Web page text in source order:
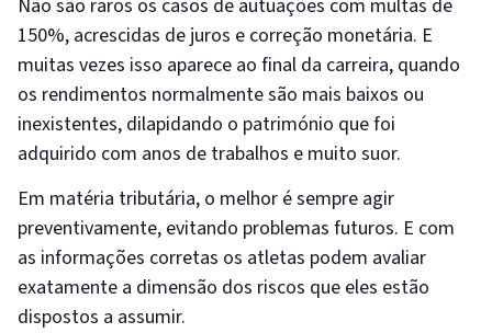
Não são raros os casos de autuações com multas de
150%, acrescidas de juros e correção monetária. E
muitas vezes isso aparece ao final da carreira, quando
os rendimentos normalmente são mais baixos ou
inexistentes, dilapidando o património que foi
adquirido com anos de trabalhos e muito suor.
Em matéria tributária, o melhor é sempre agir
preventivamente, evitando problemas futuros. E com
as informações corretas os atletas podem avaliar
exatamente a dimensão dos riscos que eles estão
dispostos a assumir.